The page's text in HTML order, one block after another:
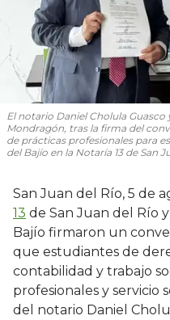
El notario Daniel Cholula
Mondragón, tras la firma del
de prácticas profesionales para
del Bajío en la Notaría 13 de San
San Juan del Río, 5 de
13 de San Juan del Río
Bajío firmaron un
que estudiantes de
contabilidad y trabajo
profesionales y servicio
del notario Daniel